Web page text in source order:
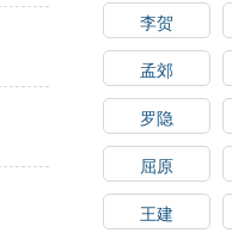
李贺
孟郊
罗隐
屈原
王建